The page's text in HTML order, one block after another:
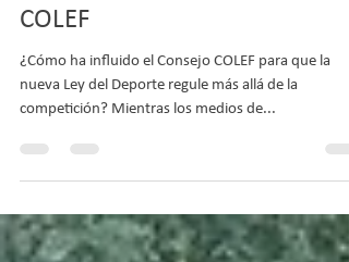
la perspectiva del Consejo
COLEF
¿Cómo ha influido el Consejo COLEF para que la
nueva Ley del Deporte regule más allá de la
competición? Mientras los medios de...